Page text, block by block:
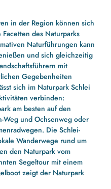
in der Region können sich
des Naturparks
Naturführungen kann
und sich gleichzeitig
mit
Gegebenheiten
sich im Naturpark Schlei
verbinden:
am besten auf den
Weg und Ochsenweg oder
Die Schlei-
Wanderwege rund um
den Naturpark vom
Segeltour mit einem
zeigt der Naturpark